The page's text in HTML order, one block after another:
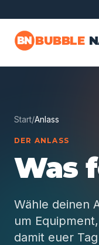
BN BUBBLE
Start/Anlass
DER ANLASS
Was
Wähle deinen
um
damit euer